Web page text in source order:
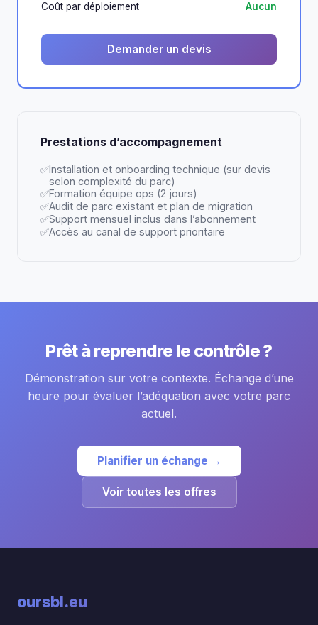
Coût par déploiement
Aucun
Demander un devis
Prestations d’accompagnement
Installation et onboarding technique (sur devis
selon complexité du parc)
Formation équipe ops (2 jours)
Audit de parc existant et plan de migration
Support mensuel inclus dans l’abonnement
Accès au canal de support prioritaire
Prêt à reprendre le contrôle ?
Démonstration sur votre contexte. Échange d’une
heure pour évaluer l’adéquation avec votre parc
actuel.
Planifier un échange →
Voir toutes les offres
oursbl.eu